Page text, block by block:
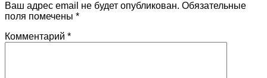
Ваш адрес email не будет опубликован. Обязательные
поля помечены *
Комментарий *